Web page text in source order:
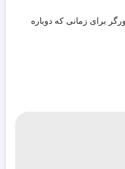
برای زمانی که دوباره